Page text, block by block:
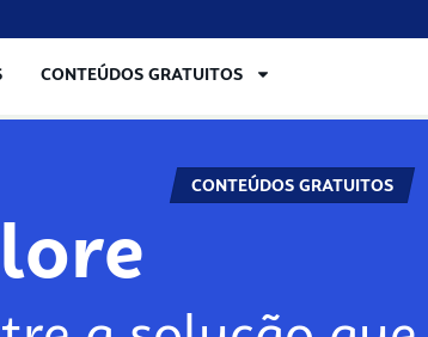
CONTEÚDOS GRATUITOS
CONTEÚDOS GRATUITOS